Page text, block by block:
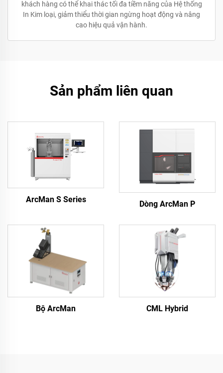
khách hàng có thể khai thác tối đa tiềm năng của Hệ thống
In Kim loại, giảm thiểu thời gian ngừng hoạt động và nâng
cao hiệu quả vận hành.
Sản phẩm liên quan
ArcMan S Series Dòng ArcMan P
Bộ ArcMan CML Hybrid